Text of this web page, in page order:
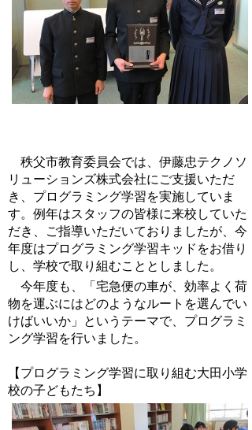
秩父市教育委員会では、伊藤忠テクノソ
リューションズ株式会社にご支援いただ
き、プログラミング学習を実施していま
す。例年はスタッフの皆様に来校していた
だき、ご指導いただいておりましたが、今
年度はプログラミング学習キッドをお借り
し、学校で取り組むこととしました。
今年度も、「宅急便の車が、効率よく荷
物を運ぶにはどのようなルートを選んでい
けばいいか」というテーマで、プログラミ
ング学習を行いました。
【プログラミング学習に取り組む大田小学
校の子どもたち】